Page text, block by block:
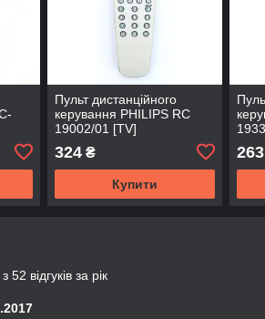
Пульт дистанційного
керування PHILIPS RC
19002/01 [TV]
324₴
Купити
263
відгуків за рік